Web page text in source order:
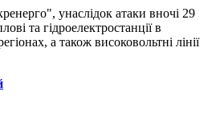
унаслідок атаки вночі 29
та гідроелектростанції в
а також високовольтні лінії